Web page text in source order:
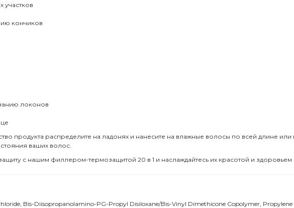
участков
кончиков
локонов
продукта распределите на ладонях и нанесите на влажные волосы по всей длине
ваших волос.
с нашим филлером-термозащитой 20 в 1 и наслаждайтесь их красотой и здоровьем
Bis-Diisopropanolamino-PG-Propyl Disiloxane/Bis-Vinyl Dimethicone Copolymer, Propylene